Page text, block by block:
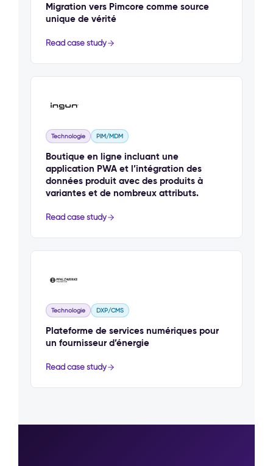
Migration vers Pimcore comme source
unique de vérité
Read case study
Technologie PIM/MDM
Boutique en ligne incluant une
application PWA et l’intégration des
données produit avec des produits à
variantes et de nombreux attributs.
Read case study
Technologie DXP/CMS
Plateforme de services numériques pour
un fournisseur d’énergie
Read case study